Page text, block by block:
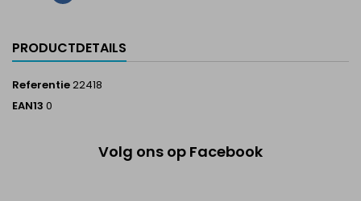
PRODUCTDETAILS
Referentie22418
EAN13 0
Volg ons op Facebook